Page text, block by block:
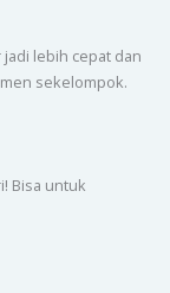
lebih cepat dan
sekelompok.
Bisa untuk